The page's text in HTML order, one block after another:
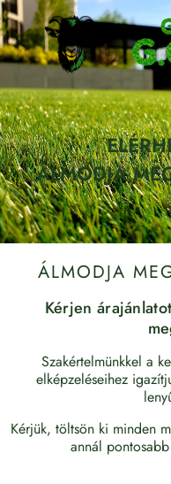
ÁLMODJA
ÁLMODJA
Kérjen
Szakértelmünkkel a
elképzeléseihez
Kérjük, töltsön ki minden
annál